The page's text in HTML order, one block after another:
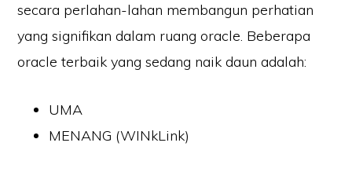
secara perlahan-lahan membangun perhatian
yang signifikan dalam ruang oracle. Beberapa
oracle terbaik yang sedang naik daun adalah:
UMA
MENANG (WINkLink)